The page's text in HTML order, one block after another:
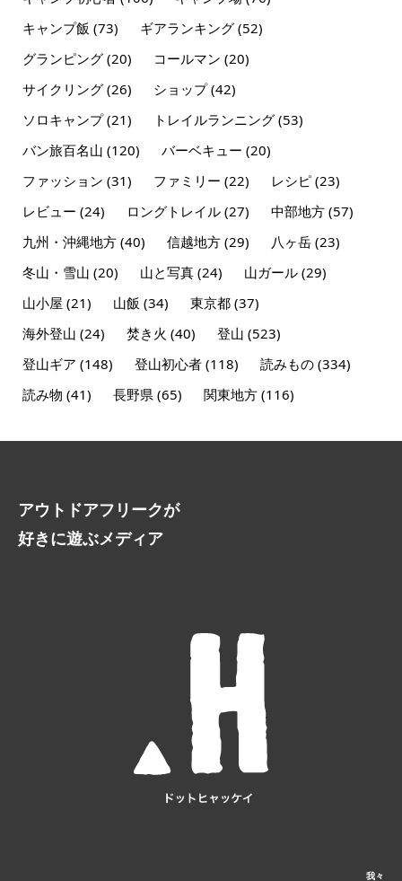
キャンプ飯 (73) ギアランキング(52)
グランピング(20) コールマン (20)
サイクリング(26) ショップ(42)
ソロキャンプ(21) トレイルランニング(53)
バン旅百名山 (120) バーベキュー (20)
ファッション (31) ファミリー (22) レシピ(23)
レビュー (24) ロングトレイル(27) 中部地方(57)
九州・沖縄地方(40) 信越地方(29) 八ヶ岳(23)
冬山・雪山 (20) 山と写真(24) 山ガール(29)
山小屋 (21) 山飯 (34) 東京都(37)
海外登山 (24) 焚き火 (40) 登山 (523)
登山ギア (148) 登山初心者(118) 読みもの(334)
読み物 (41) 長野県 (65) 関東地方(116)
アウトドアフリークが
好きに遊ぶメディア
我々